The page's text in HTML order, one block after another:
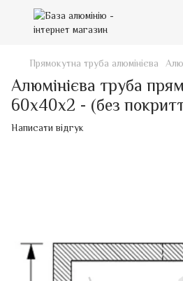
Прямокутна труба алюмінієва
Алюмінієва труба
60х40х2 - (без
Написати відгук